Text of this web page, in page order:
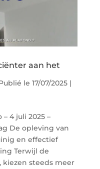
aan het
le 17/07/2025|
4 juli 2025 –
De opleving van
en effectief
Terwijl de
steeds meer